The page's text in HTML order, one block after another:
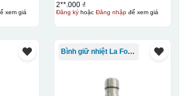
printing) trong ngành quà tặng là kỹ
hình ảnh cần in được phơi sáng tạo
xem giá
2**.000 ₫
Đăng kýhoặc Đăng nhậpđể xem giá
Bình giữ nhiệt La Fonte